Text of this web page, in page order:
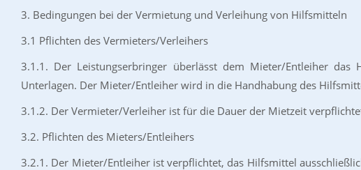
3. Bedingungen bei der Vermietung und Verleihung von Hilfsmitteln
3.1 Pflichten des Vermieters/Verleihers
3.1.1. Der Leistungserbringer überlässt dem Mieter/Entleiher
Unterlagen. Der Mieter/Entleiher wird in die Handhabung des
3.1.2. Der Vermieter/Verleiher ist für die Dauer der Mietzeit
3.2. Pflichten des Mieters/Entleihers
3.2.1. Der Mieter/Entleiher ist verpflichtet, das Hilfsmittel